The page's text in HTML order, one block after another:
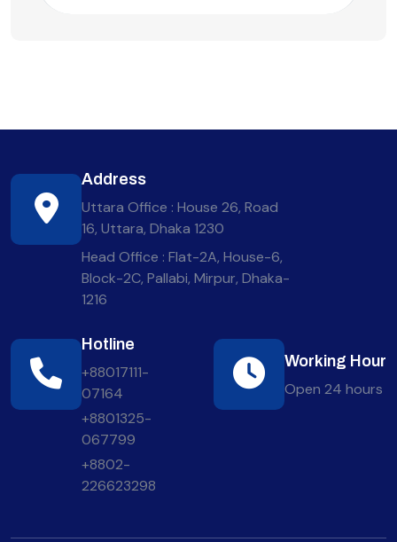
Address
Uttara Office : House 26, Road
16, Uttara, Dhaka 1230
Head Office : Flat-2A, House-6,
Block-2C, Pallabi, Mirpur, Dhaka-
1216
Hotline
+88017111-
07164
+8801325-
067799
+8802-
226623298
Working Hour
Open 24 hours